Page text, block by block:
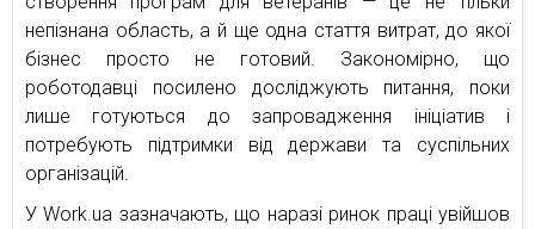
непізнана область, а й ще одна стаття витрат, до якої
бізнес просто не готовий. Закономірно, що
роботодавці посилено досліджують питання, поки
лише готуються до запровадження ініціатив і
потребують підтримки від держави та суспільних
організацій.
У Work.ua зазначають, що наразі ринок праці увійшов